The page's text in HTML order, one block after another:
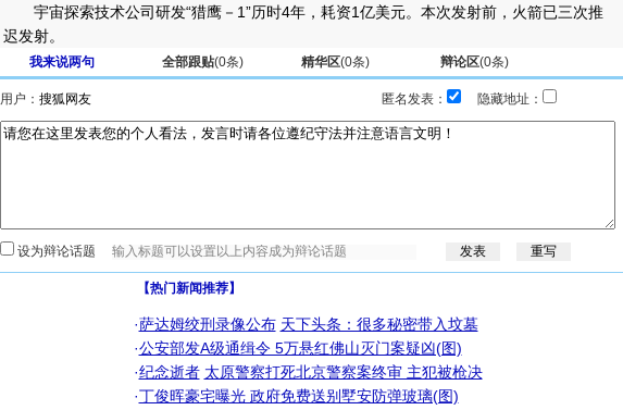
宇宙探索技术公司研发“猎鹰－1”历时4年，耗资1亿美元。本次发射前，火箭已三次推
迟发射。
我来说两句 全部跟贴(0条) 精华区(0条) 辩论区(0条)
用户： 匿名发表： 隐藏地址：
设为辩论话题
【热门新闻推荐】
·萨达姆绞刑录像公布 天下头条：很多秘密带入坟墓
·公安部发A级通缉令 5万悬红佛山灭门案疑凶(图)
·纪念逝者 太原警察打死北京警察案终审 主犯被枪决
·丁俊晖豪宅曝光 政府免费送别墅安防弹玻璃(图)